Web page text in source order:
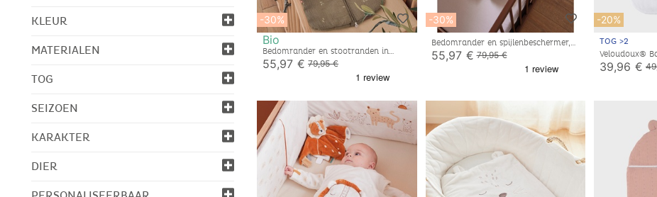
KLEUR
MATERIALEN
TOG
SEIZOEN
KARAKTER
DIER
-30%
Bio
Bedomrander en stootranden in
geborduurde mousseline
55,97 € 79,95 €
-30%
Bedomrander en spijlenbeschermer,
mousseline de coton
55,97 € 79,95 €
-20%
TOG >2
Veloudoux®
ecru/lichtgrijs
39,96 €